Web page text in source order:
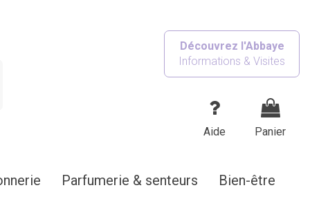
Découvrez l'Abbaye
Informations & Visites
Aide Panier
Parfumerie & senteurs Bien-être